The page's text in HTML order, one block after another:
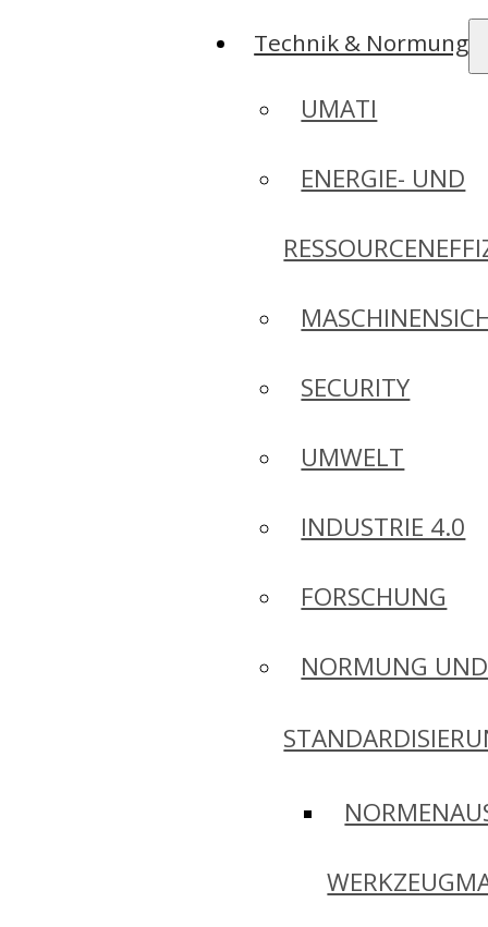
Technik & Normung
UMATI
ENERGIE- UND
SECURITY
UMWELT
INDUSTRIE 4.0
FORSCHUNG
NORMUNG UND